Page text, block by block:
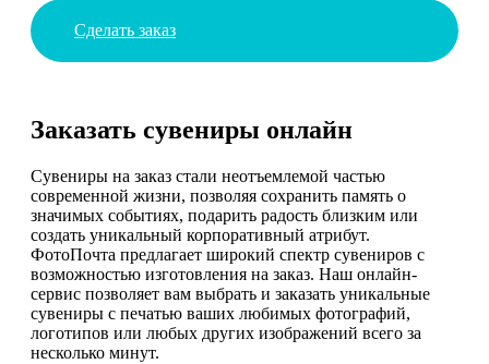
Сделать заказ
Заказать сувениры онлайн
Сувениры на заказ стали неотъемлемой частью
современной жизни, позволяя сохранить память о
значимых событиях, подарить радость близким или
создать уникальный корпоративный атрибут.
ФотоПочта предлагает широкий спектр сувениров с
возможностью изготовления на заказ. Наш онлайн-
сервис позволяет вам выбрать и заказать уникальные
сувениры с печатью ваших любимых фотографий,
логотипов или любых других изображений всего за
несколько минут.